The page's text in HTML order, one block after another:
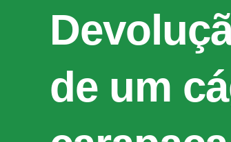
de um